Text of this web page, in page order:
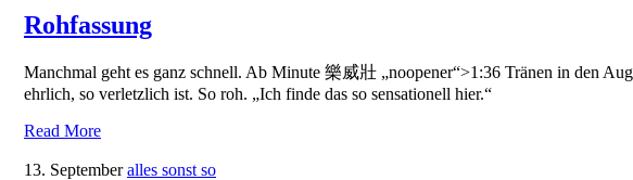
Rohfassung
Manchmal geht es ganz schnell. Ab Minute 樂威壯 „noopener“>1:36 Tränen in den
ehrlich, so verletzlich ist. So roh. „Ich finde das so sensationell hier.“
Read More
13. September alles sonst so